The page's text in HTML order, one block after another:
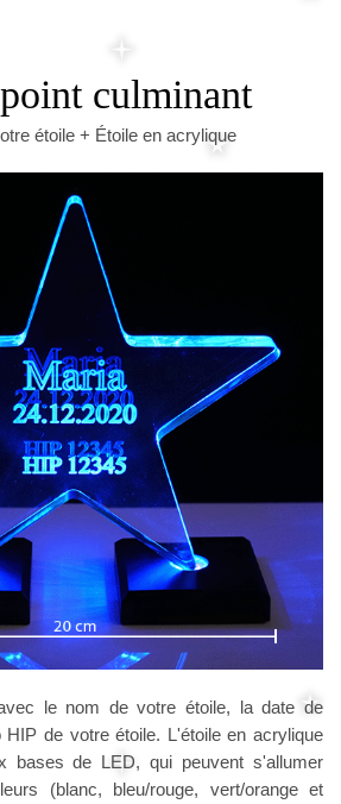
culminant
étoile + Étoile en acrylique
le nom de votre étoile, la date de
HIP de votre étoile. L'étoile en acrylique
bases de LED, qui peuvent s'allumer
(blanc, bleu/rouge, vert/orange et